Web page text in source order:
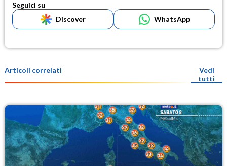
Seguici su
Discover
WhatsApp
Articoli correlati
Vedi
tutti